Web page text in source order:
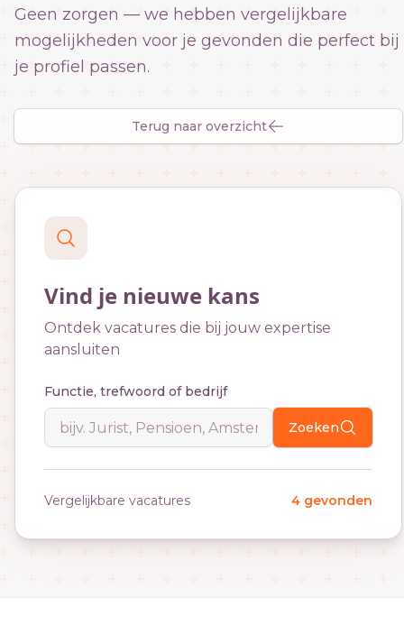
Geen zorgen — we hebben vergelijkbare
mogelijkheden voor je gevonden die perfect bij
je profiel passen.
Terug naar overzicht
Vind je nieuwe kans
Ontdek vacatures die bij jouw expertise
aansluiten
Functie, trefwoord of bedrijf
Zoeken
Vergelijkbare vacatures 4 gevonden